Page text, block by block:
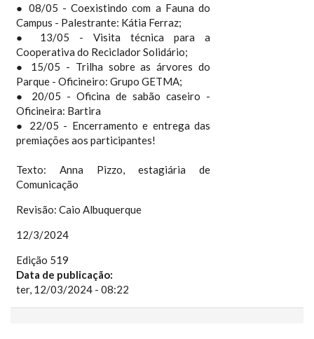
● 08/05 - Coexistindo com a Fauna do
Campus - Palestrante: Kátia Ferraz;
● 13/05 - Visita técnica para a
Cooperativa do Reciclador Solidário;
● 15/05 - Trilha sobre as árvores do
Parque - Oficineiro: Grupo GETMA;
● 20/05 - Oficina de sabão caseiro -
Oficineira: Bartira
● 22/05 - Encerramento e entrega das
premiações aos participantes!
Texto: Anna Pizzo, estagiária de
Comunicação
Revisão: Caio Albuquerque
12/3/2024
Edição 519
Data de publicação:
ter, 12/03/2024 - 08:22